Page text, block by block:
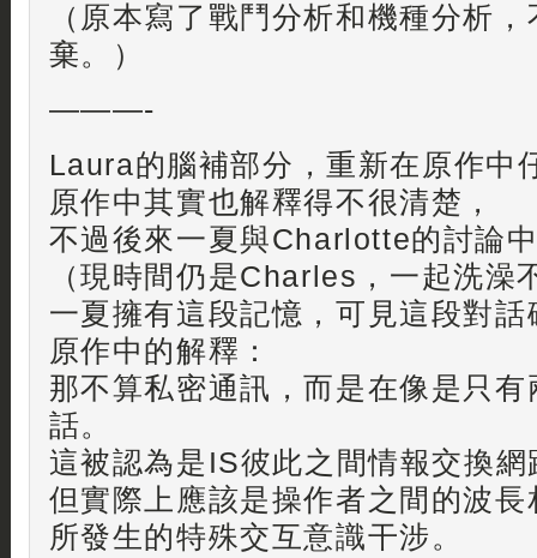
（原本寫了戰鬥分析和機種分析
棄。）
———-
Laura的腦補部分，重新在原作中
原作中其實也解釋得不很清楚，
不過後來一夏與Charlotte的討論
（現時間仍是Charles，一起洗澡
一夏擁有這段記憶，可見這段對話
原作中的解釋：
那不算私密通訊，而是在像是只
話。
這被認為是IS彼此之間情報交換網
但實際上應該是操作者之間的波長
所發生的特殊交互意識干涉。